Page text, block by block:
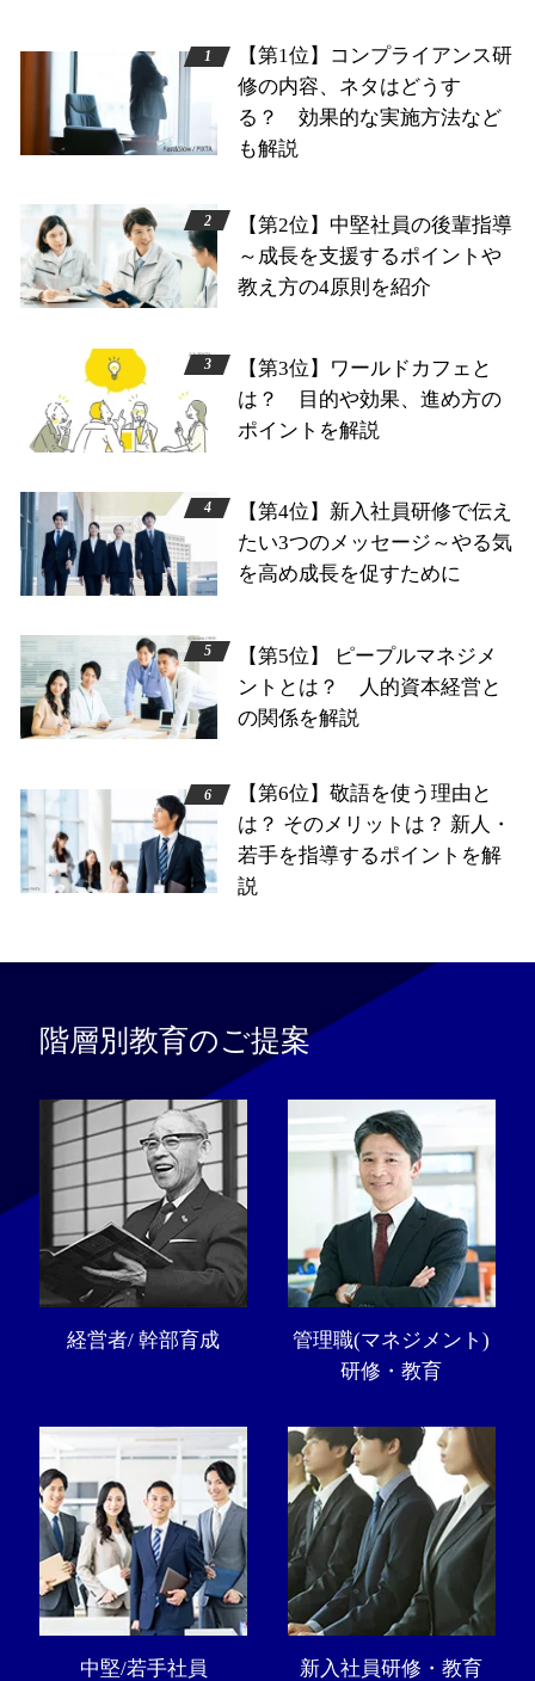
【第1位】コンプライアンス研
修の内容、ネタはどうす
る？ 効果的な実施方法など
も解説
【第2位】中堅社員の後輩指導
～成長を支援するポイントや
教え方の4原則を紹介
【第3位】ワールドカフェと
は？ 目的や効果、進め方の
ポイントを解説
【第4位】新入社員研修で伝え
たい3つのメッセージ～やる気
を高め成長を促すために
【第5位】 ピープルマネジメ
ントとは？ 人的資本経営と
の関係を解説
【第6位】敬語を使う理由と
は？ そのメリットは？ 新人・
若手を指導するポイントを解
説
階層別教育のご提案
経営者/ 幹部育成
管理職(マネジメント)
研修・教育
中堅/若手社員 新入社員研修・教育